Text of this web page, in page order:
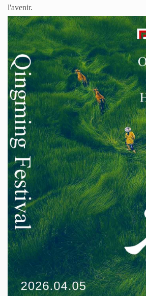
l'avenir.